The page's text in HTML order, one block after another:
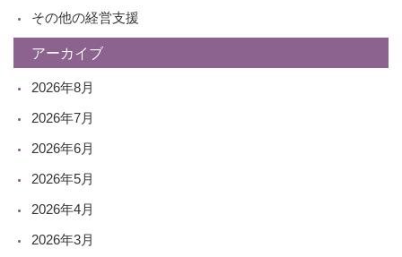
その他の経営支援
アーカイブ
2026年8月
2026年7月
2026年6月
2026年5月
2026年4月
2026年3月